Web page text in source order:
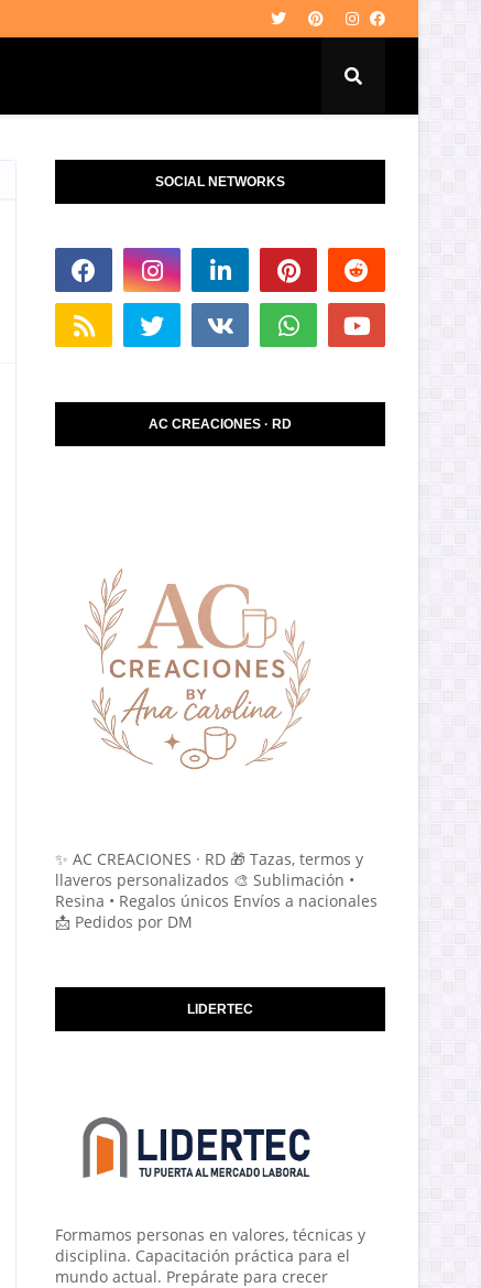
SOCIAL NETWORKS
AC CREACIONES · RD
✨ AC CREACIONES · RD 🎁 Tazas, termos y
llaveros personalizados 🎨 Sublimación •
Resina • Regalos únicos Envíos a nacionales
📩 Pedidos por DM
LIDERTEC
Formamos personas en valores, técnicas y
disciplina. Capacitación práctica para el
mundo actual. Prepárate para crecer